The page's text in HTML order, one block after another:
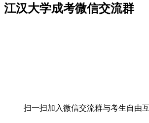
江汉大学成考微信交流群
扫一扫加入微信交流群与考生自由